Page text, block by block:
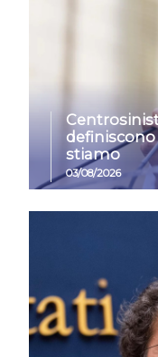
stiamo
03/08/2026